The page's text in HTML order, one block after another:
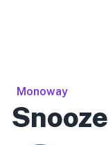
Monoway
Snooze